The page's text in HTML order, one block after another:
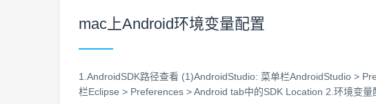
mac上Android环境变量配置
1.AndroidSDK路径查看 (1)AndroidStudio: 菜单栏AndroidStudio >
栏Eclipse > Preferences > Android tab中的SDK Location 2.环境变